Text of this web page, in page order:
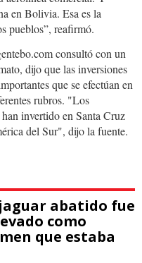
en Bolivia. Esa es la
pueblos”, reafirmó.
consultó con un
dijo que las inversiones
que se efectúan en
rubros. "Los
invertido en Santa Cruz
del Sur", dijo la fuente.
abatido fue
como
que estaba